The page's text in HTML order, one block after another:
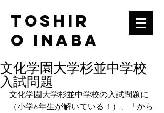
TOSHIR
O INABA
文化学園大学杉並中学校
入試問題
文化学園大学杉並中学校の入試問題に
（小学6年生が解いている！）、「から